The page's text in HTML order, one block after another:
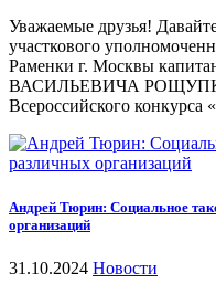
Уважаемые друзья!
участкового
Раменки г. Москвы
ВАСИЛЬЕВИЧА
Всероссийского
Андрей Тюрин: Социальное
организаций
31.10.2024 Новости